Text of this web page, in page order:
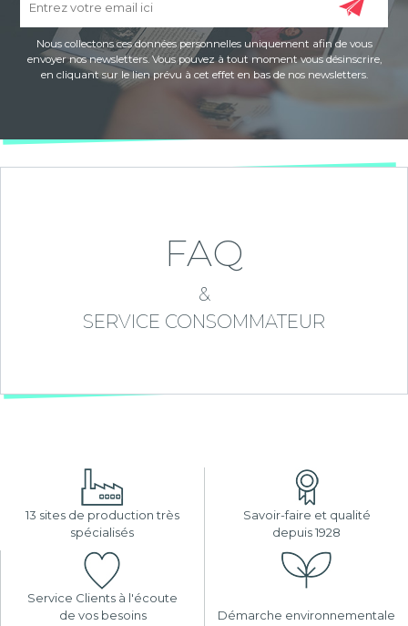
Nous collectons ces données personnelles uniquement afin de vous
envoyer nos newsletters. Vous pouvez à tout moment vous désinscrire,
en cliquant sur le lien prévu à cet effet en bas de nos newsletters.
FAQ
&
SERVICE CONSOMMATEUR
13 sites de production très
spécialisés
Savoir-faire et qualité
depuis 1928
Service Clients à l'écoute
de vos besoins
Démarche environnementale